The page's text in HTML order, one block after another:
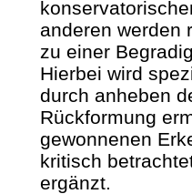
anderen werden
zu einer
Hierbei wird
durch anheben
Rückformung
gewonnenen
kritisch
ergänzt.